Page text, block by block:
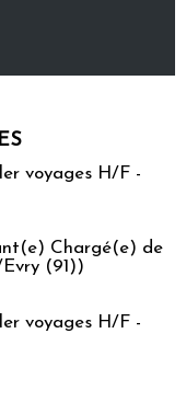
voyages H/F -
Chargé(e) de
(91))
voyages H/F -